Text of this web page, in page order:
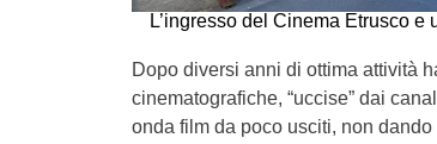
L’ingresso del Cinema Etrusco e
Dopo diversi anni di ottima attività
cinematografiche, “uccise” dai
onda film da poco usciti, non